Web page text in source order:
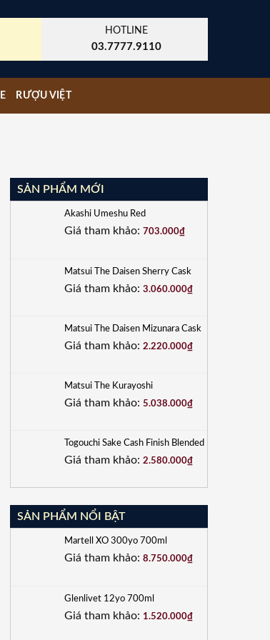
HOTLINE
03.7777.9110
RƯỢU VIỆT
SẢN PHẨM MỚI
Akashi Umeshu Red
Giá tham khảo: 703.000₫
Matsui The Daisen Sherry Cask
Giá tham khảo: 3.060.000₫
Matsui The Daisen Mizunara Cask
Giá tham khảo: 2.220.000₫
Matsui The Kurayoshi
Giá tham khảo: 5.038.000₫
Togouchi Sake Cash Finish Blended
Giá tham khảo: 2.580.000₫
SẢN PHẨM NỔI BẬT
Martell XO 300yo 700ml
Giá tham khảo: 8.750.000₫
Glenlivet 12yo 700ml
Giá tham khảo: 1.520.000₫